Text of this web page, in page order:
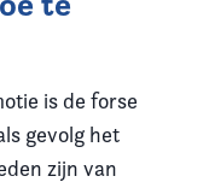
is de forse
gevolg het
zijn van